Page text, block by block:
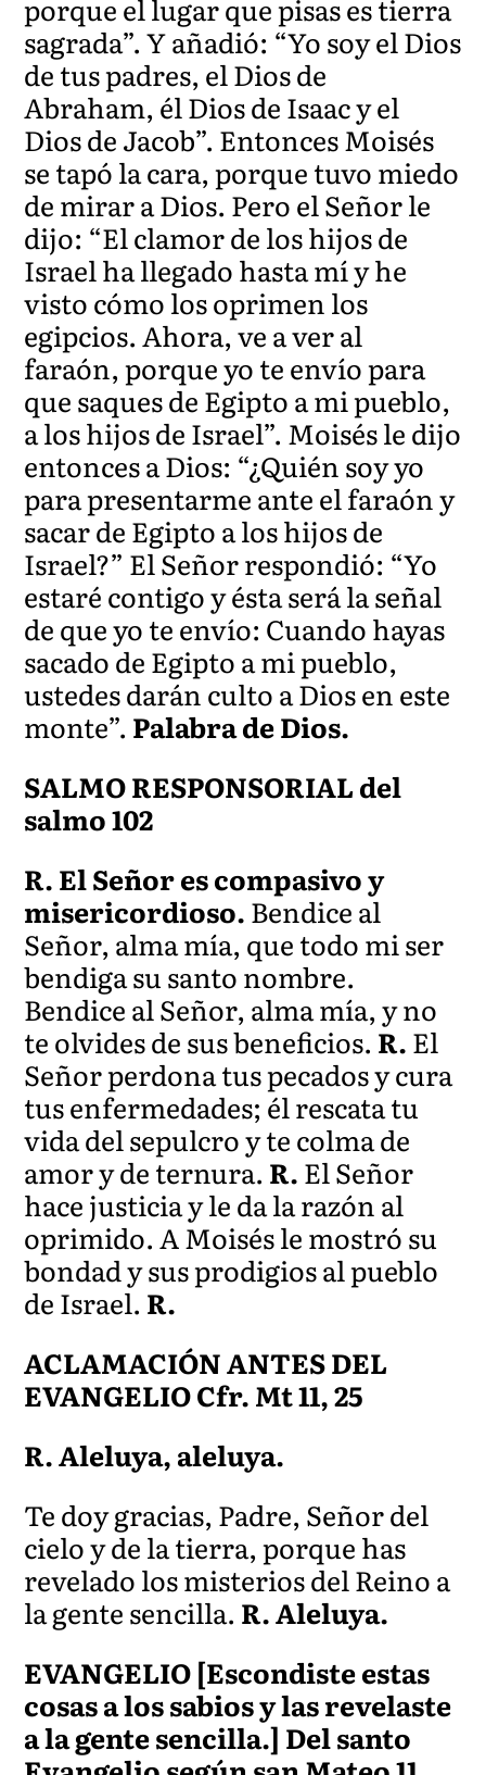
porque el lugar que pisas es tierra
sagrada”. Y añadió: “Yo soy el Dios
de tus padres, el Dios de
Abraham, él Dios de Isaac y el
Dios de Jacob”. Entonces Moisés
se tapó la cara, porque tuvo miedo
de mirar a Dios. Pero el Señor le
dijo: “El clamor de los hijos de
Israel ha llegado hasta mí y he
visto cómo los oprimen los
egipcios. Ahora, ve a ver al
faraón, porque yo te envío para
que saques de Egipto a mi pueblo,
a los hijos de Israel”. Moisés le dijo
entonces a Dios: “¿Quién soy yo
para presentarme ante el faraón y
sacar de Egipto a los hijos de
Israel?” El Señor respondió: “Yo
estaré contigo y ésta será la señal
de que yo te envío: Cuando hayas
sacado de Egipto a mi pueblo,
ustedes darán culto a Dios en este
monte”. Palabra de Dios.
SALMO RESPONSORIAL del
salmo 102
R. El Señor es compasivo y
misericordioso.Bendice al
Señor, alma mía, que todo mi ser
bendiga su santo nombre.
Bendice al Señor, alma mía, y no
te olvides de sus beneficios. R.El
Señor perdona tus pecados y cura
tus enfermedades; él rescata tu
vida del sepulcro y te colma de
amor y de ternura. R.El Señor
hace justicia y le da la razón al
oprimido. A Moisés le mostró su
bondad y sus prodigios al pueblo
de Israel. R.
ACLAMACIÓN ANTES DEL
EVANGELIO Cfr. Mt 11, 25
R. Aleluya, aleluya.
Te doy gracias, Padre, Señor del
cielo y de la tierra, porque has
revelado los misterios del Reino a
la gente sencilla. R. Aleluya.
EVANGELIO [Escondiste estas
cosas a los sabios y las revelaste
a la gente sencilla.] Del santo